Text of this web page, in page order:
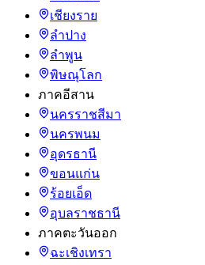
เชียงราย
ลำปาง
ลำพูน
พิษณุโลก
ภาคอีสาน
นครราชสีมา
นครพนม
อุดรธานี
ขอนแก่น
ร้อยเอ็ด
อุบลราชธานี
ภาคตะวันออก
ฉะเชิงเทรา